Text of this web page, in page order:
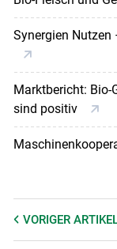
Synergien Nutzen
Marktbericht:
sind positiv
VORIGER